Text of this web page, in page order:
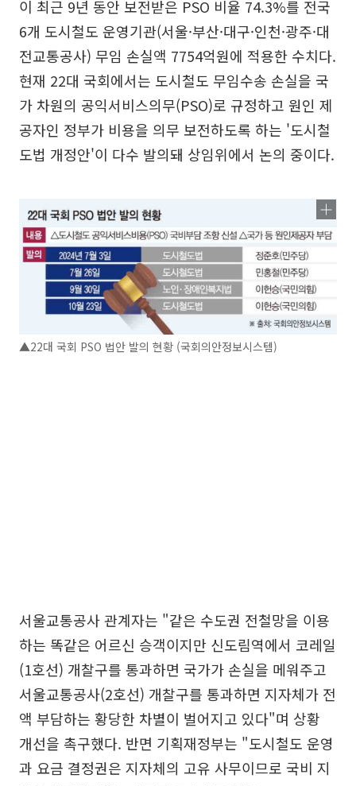
이 최근 9년 동안 보전받은 PSO 비율 74.3%를 전국
6개 도시철도 운영기관(서울·부산·대구·인천·광주·대
전교통공사) 무임 손실액 7754억원에 적용한 수치다.
현재 22대 국회에서는 도시철도 무임수송 손실을 국
가 차원의 공익서비스의무(PSO)로 규정하고 원인 제
공자인 정부가 비용을 의무 보전하도록 하는 '도시철
도법 개정안'이 다수 발의돼 상임위에서 논의 중이다.
▲22대 국회 PSO 법안 발의 현황 (국회의안정보시스템)
서울교통공사 관계자는 "같은 수도권 전철망을 이용
하는 똑같은 어르신 승객이지만 신도림역에서 코레일
(1호선) 개찰구를 통과하면 국가가 손실을 메워주고
서울교통공사(2호선) 개찰구를 통과하면 지자체가 전
액 부담하는 황당한 차별이 벌어지고 있다"며 상황
개선을 촉구했다. 반면 기획재정부는 "도시철도 운영
과 요금 결정권은 지자체의 고유 사무이므로 국비 지